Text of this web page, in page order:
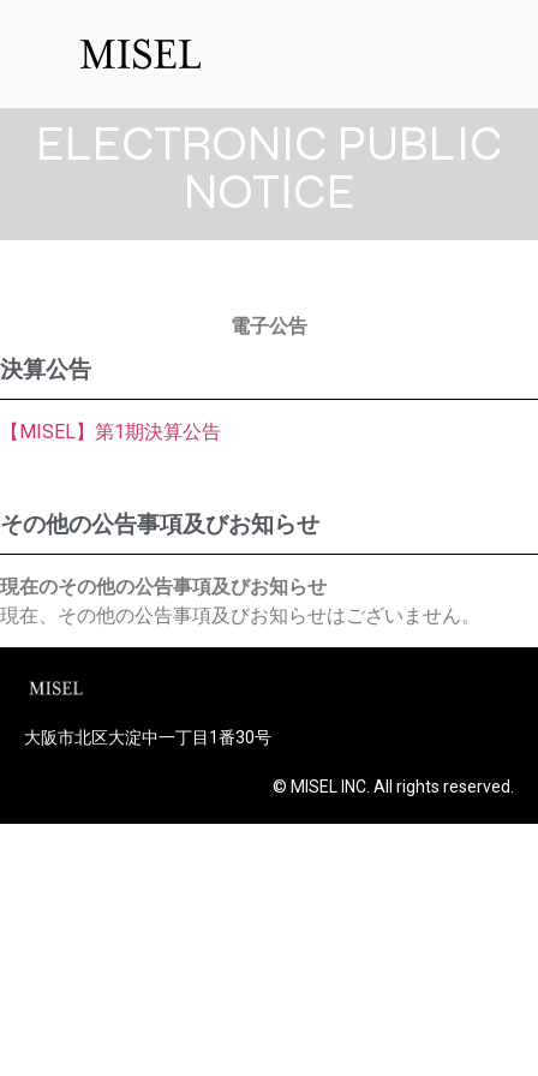
ELECTRONIC PUBLIC
NOTICE
電子公告
決算公告
【MISEL】第1期決算公告
その他の公告事項及びお知らせ
現在のその他の公告事項及びお知らせ
現在、その他の公告事項及びお知らせはございません。
大阪市北区大淀中一丁目1番30号
© MISEL INC. All rights reserved.